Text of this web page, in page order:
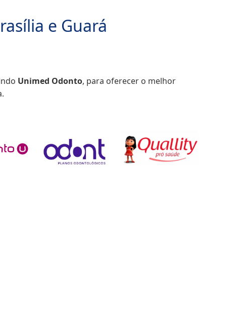
e Guará
Unimed Odonto, para oferecer o melhor